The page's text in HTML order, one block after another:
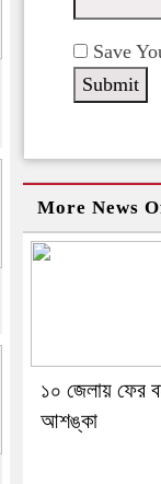
Save
More News
১০ জেলায় ফের
আশঙ্কা